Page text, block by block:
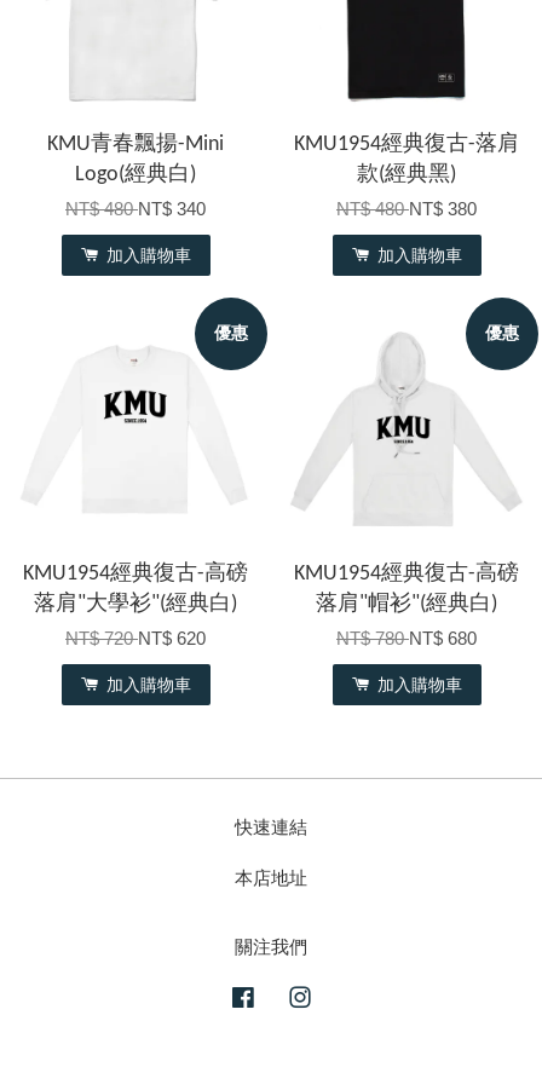
KMU青春飄揚-Mini
Logo(經典白)
NT$ 480NT$ 340
加入購物車
KMU1954經典復古-落肩
款(經典黑)
NT$ 480NT$ 380
加入購物車
優惠
KMU1954經典復古-高磅
落肩"大學衫"(經典白)
NT$ 720NT$ 620
加入購物車
優惠
KMU1954經典復古-高磅
落肩"帽衫"(經典白)
NT$ 780NT$ 680
加入購物車
快速連結
本店地址
關注我們
Facebook